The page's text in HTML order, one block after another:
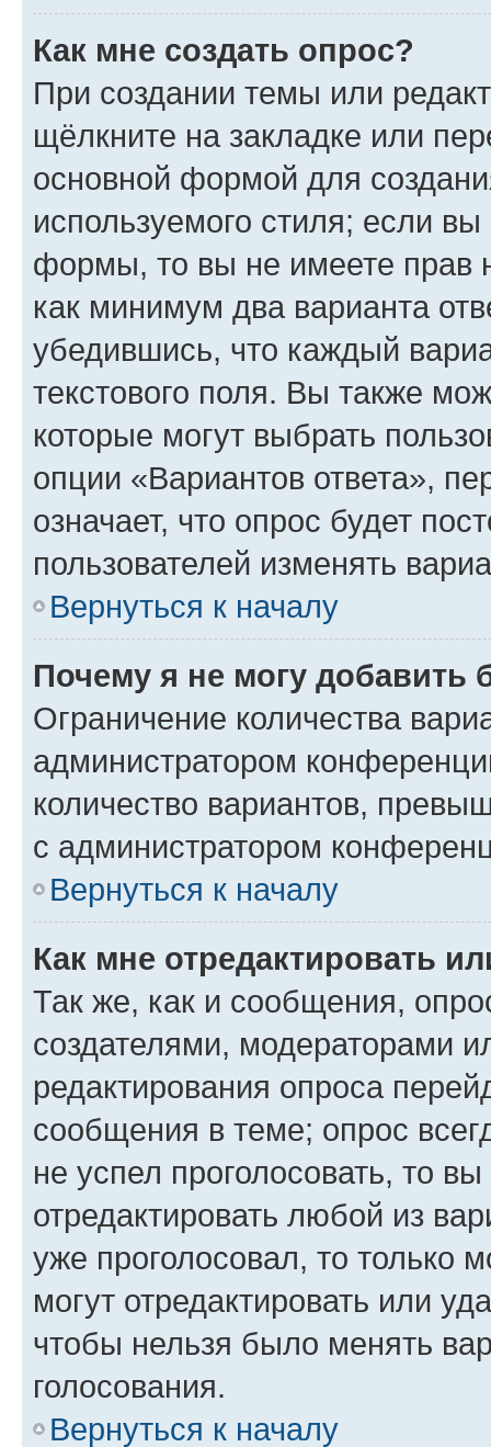
Как мне создать опрос?
При создании темы или
щёлкните на закладке или
основной формой для
используемого стиля; если
формы, то вы не имеете прав
как минимум два варианта
убедившись, что каждый
текстового поля. Вы также
которые могут выбрать
опции «Вариантов ответа»,
означает, что опрос будет
пользователей изменять
Вернуться к началу
Почему я не могу добавить
Ограничение количества
администратором
количество вариантов,
с администратором
Вернуться к началу
Как мне отредактировать
Так же, как и сообщения,
создателями, модераторами
редактирования опроса
сообщения в теме; опрос
не успел проголосовать, то
отредактировать любой из
уже проголосовал, то только
могут отредактировать или
чтобы нельзя было менять
голосования.
Вернуться к началу